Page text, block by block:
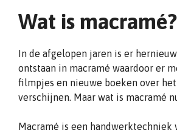
Wat is macramé?
In de afgelopen jaren is er
ontstaan in macramé waardoor er
filmpjes en nieuwe boeken over
verschijnen. Maar wat is macramé
Macramé is een handwerktechniek